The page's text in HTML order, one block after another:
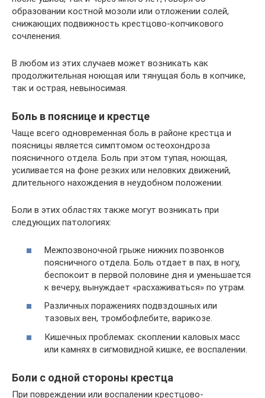
образовании костной мозоли или отложении солей,
снижающих подвижность крестцово-копчикового
сочленения.
В любом из этих случаев может возникать как
продолжительная ноющая или тянущая боль в копчике,
так и острая, невыносимая.
Боль в пояснице и крестце
Чаще всего одновременная боль в районе крестца и
поясницы является симптомом остеохондроза
поясничного отдела. Боль при этом тупая, ноющая,
усиливается на фоне резких или неловких движений,
длительного нахождения в неудобном положении.
Боли в этих областях также могут возникать при
следующих патологиях:
Межпозвоночной грыже нижних позвонков
поясничного отдела. Боль отдает в пах, в ногу,
беспокоит в первой половине дня и уменьшается
к вечеру, вынуждает «расхаживаться» по утрам.
Различных поражениях подвздошных или
тазовых вен, тромбофлебите, варикозе.
Кишечных проблемах: скоплении каловых масс
или камнях в сигмовидной кишке, ее воспалении.
Боли с одной стороны крестца
При повреждении или воспалении крестцово-